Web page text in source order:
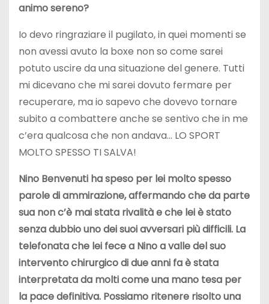
animo sereno?
Io devo ringraziare il pugilato, in quei momenti se
non avessi avuto la boxe non so come sarei
potuto uscire da una situazione del genere. Tutti
mi dicevano che mi sarei dovuto fermare per
recuperare, ma io sapevo che dovevo tornare
subito a combattere anche se sentivo che in me
c’era qualcosa che non andava… LO SPORT
MOLTO SPESSO TI SALVA!
Nino Benvenuti ha speso per lei molto spesso
parole di ammirazione, affermando che da parte
sua non c’è mai stata rivalità e che lei è stato
senza dubbio uno dei suoi avversari più difficili. La
telefonata che lei fece a Nino a valle del suo
intervento chirurgico di due anni fa è stata
interpretata da molti come una mano tesa per
la pace definitiva. Possiamo ritenere risolto una